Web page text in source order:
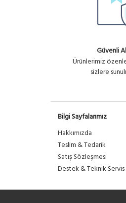
Güvenli
Ürünlerimiz
sizlere
Bilgi Sayfalarımız
Hakkımızda
Teslim & Tedarik
Satış Sözleşmesi
Destek & Teknik Servis